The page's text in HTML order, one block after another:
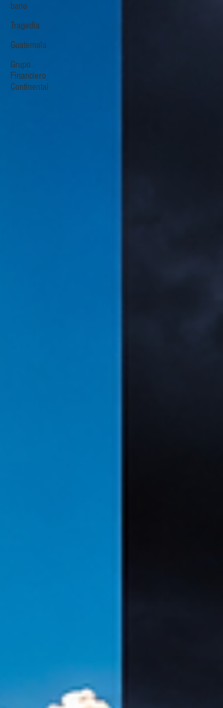
bano
Tragedia
Guatemala
Grupo
Financiero
Continental